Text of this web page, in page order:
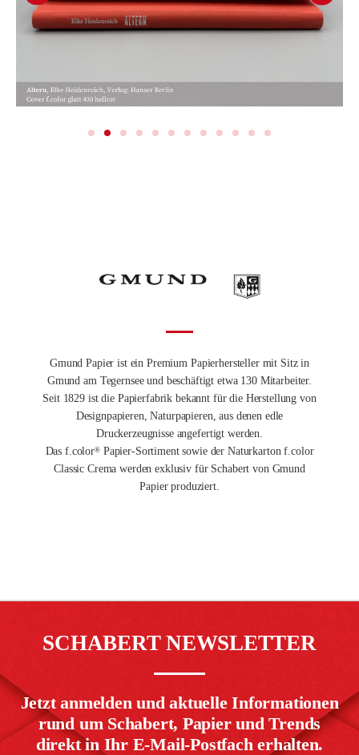
Gmund Papier ist ein Premium Papierhersteller mit Sitz in
Gmund am Tegernsee und beschäftigt etwa 130 Mitarbeiter.
Seit 1829 ist die Papierfabrik bekannt für die Herstellung von
Designpapieren, Naturpapieren, aus denen edle
Druckerzeugnisse angefertigt werden.
Das f.color®Papier-Sortiment sowie der Naturkarton f.color
Classic Crema werden exklusiv für Schabert von Gmund
Papier produziert.
SCHABERT NEWSLETTER
Jetzt anmelden und aktuelle Informationen
rund um Schabert, Papier und Trends
direkt in Ihr E-Mail-Postfach erhalten.